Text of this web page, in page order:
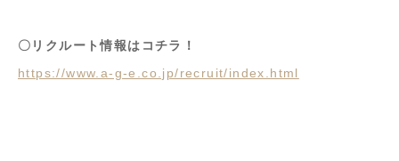
〇リクルート情報はコチラ！
https://www.a-g-e.co.jp/recruit/index.html